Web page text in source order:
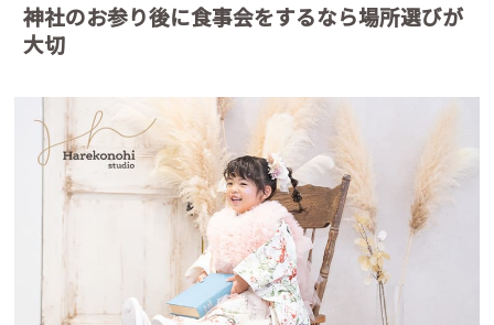
神社のお参り後に食事会をするなら場所選びが
大切